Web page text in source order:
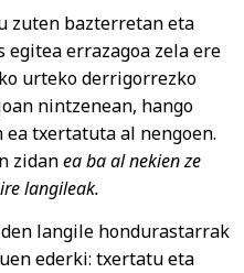
zuten bazterretan eta
errazagoa zela ere
urteko derrigorrezko
nintzenean, hango
txertatuta al nengoen.
zidanea ba al nekien ze
langileak.
langile hondurastarrak
ederki: txertatu eta